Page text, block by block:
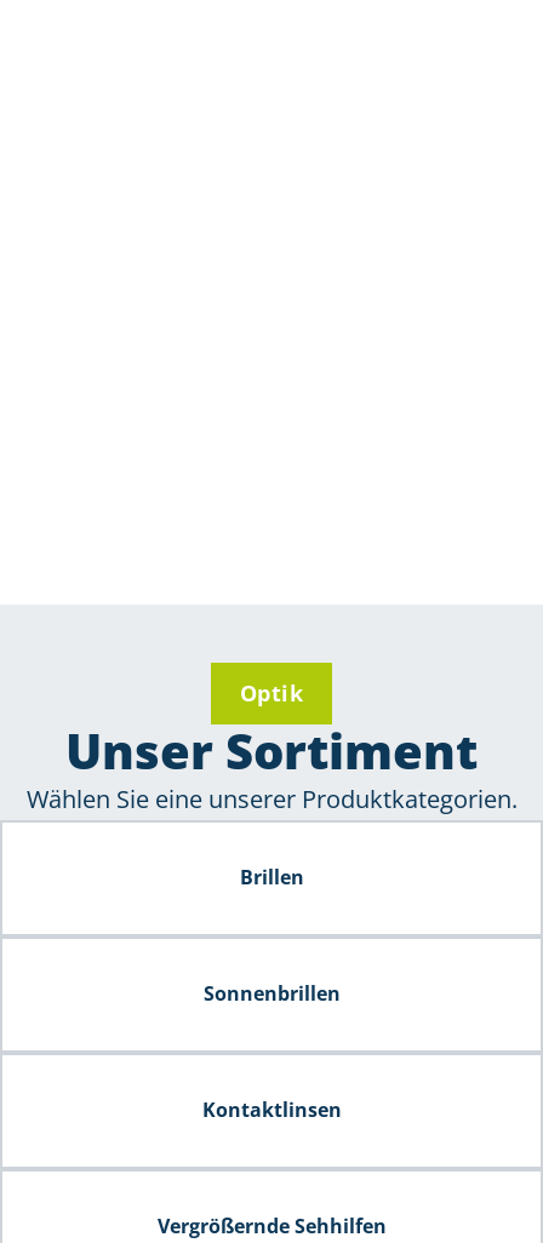
Optik
Unser Sortiment
Wählen Sie eine unserer Produktkategorien.
Brillen
Sonnenbrillen
Kontaktlinsen
Vergrößernde Sehhilfen